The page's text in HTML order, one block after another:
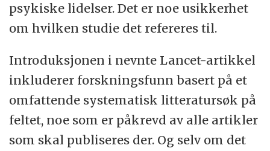
psykiske lidelser. Det er noe usikkerhet
om hvilken studie det refereres til.
Introduksjonen i nevnte Lancet-artikkel
inkluderer forskningsfunn basert på et
omfattende systematisk litteratursøk på
feltet, noe som er påkrevd av alle artikler
som skal publiseres der. Og selv om det